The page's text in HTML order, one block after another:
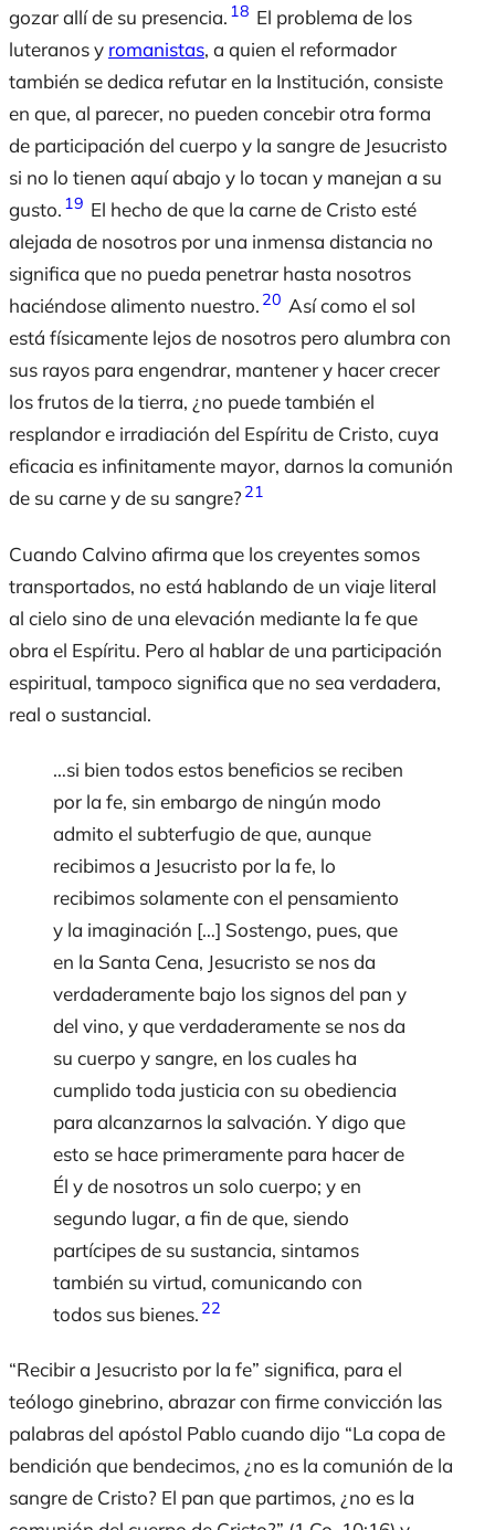
gozar allí de su presencia. 18 El problema de los
luteranos y romanistas, a quien el reformador
también se dedica refutar en la Institución, consiste
en que, al parecer, no pueden concebir otra forma
de participación del cuerpo y la sangre de Jesucristo
si no lo tienen aquí abajo y lo tocan y manejan a su
gusto. 19 El hecho de que la carne de Cristo esté
alejada de nosotros por una inmensa distancia no
significa que no pueda penetrar hasta nosotros
haciéndose alimento nuestro. 20 Así como el sol
está físicamente lejos de nosotros pero alumbra con
sus rayos para engendrar, mantener y hacer crecer
los frutos de la tierra, ¿no puede también el
resplandor e irradiación del Espíritu de Cristo, cuya
eficacia es infinitamente mayor, darnos la comunión
de su carne y de su sangre? 21
Cuando Calvino afirma que los creyentes somos
transportados, no está hablando de un viaje literal
al cielo sino de una elevación mediante la fe que
obra el Espíritu. Pero al hablar de una participación
espiritual, tampoco significa que no sea verdadera,
real o sustancial.
…si bien todos estos beneficios se reciben
por la fe, sin embargo de ningún modo
admito el subterfugio de que, aunque
recibimos a Jesucristo por la fe, lo
recibimos solamente con el pensamiento
y la imaginación […] Sostengo, pues, que
en la Santa Cena, Jesucristo se nos da
verdaderamente bajo los signos del pan y
del vino, y que verdaderamente se nos da
su cuerpo y sangre, en los cuales ha
cumplido toda justicia con su obediencia
para alcanzarnos la salvación. Y digo que
esto se hace primeramente para hacer de
Él y de nosotros un solo cuerpo; y en
segundo lugar, a fin de que, siendo
partícipes de su sustancia, sintamos
también su virtud, comunicando con
todos sus bienes. 22
“Recibir a Jesucristo por la fe” significa, para el
teólogo ginebrino, abrazar con firme convicción las
palabras del apóstol Pablo cuando dijo “La copa de
bendición que bendecimos, ¿no es la comunión de la
sangre de Cristo? El pan que partimos, ¿no es la